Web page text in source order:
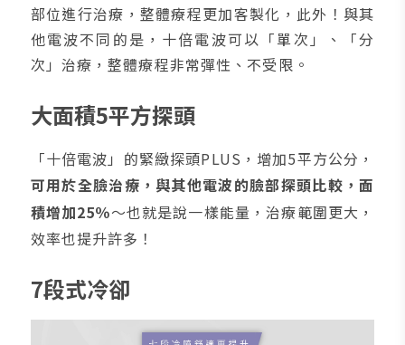
部位進行治療，整體療程更加客製化，此外！與其
他電波不同的是，十倍電波可以「單次」、「分
次」治療，整體療程非常彈性、不受限。
大面積5平方探頭
「十倍電波」的緊緻探頭PLUS，增加5平方公分，
可用於全臉治療，與其他電波的臉部探頭比較，面
積增加25％～也就是說一樣能量，治療範圍更大，
效率也提升許多！
7段式冷卻